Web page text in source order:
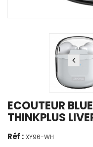
ECOUTEUR
THINKPLUS
Réf : XY96-WH